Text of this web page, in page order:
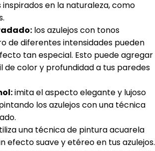
en la naturaleza, como
los azulejos con tonos
de diferentes intensidades pueden
tan especial. Esto puede agregar
de color y profundidad a tus paredes
imita el aspecto elegante y lujoso
los azulejos con una técnica
una técnica de pintura acuarela
efecto suave y etéreo en tus azulejos.